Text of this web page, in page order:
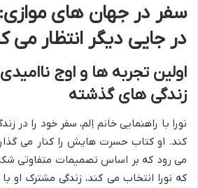
سفر در جهان های
در جایی دیگر انتظار می
اولین تجربه ها و اوج
زندگی های گذشته
نورا با راهنمایی خانم اِلم، سفر خود را در
کند. او کتاب حسرت هایش را کنار می
می رود که بر اساس تصمیمات متفاوتی شکل
که نورا انتخاب می کند، زندگی مشترک او